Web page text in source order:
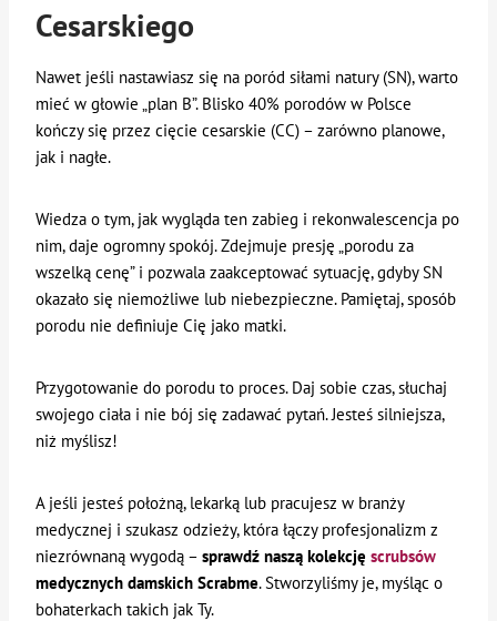
Cesarskiego
Nawet jeśli nastawiasz się na poród siłami natury (SN), warto
mieć w głowie „plan B”. Blisko 40% porodów w Polsce
kończy się przez cięcie cesarskie (CC) – zarówno planowe,
jak i nagłe.
Wiedza o tym, jak wygląda ten zabieg i rekonwalescencja po
nim, daje ogromny spokój. Zdejmuje presję „porodu za
wszelką cenę” i pozwala zaakceptować sytuację, gdyby SN
okazało się niemożliwe lub niebezpieczne. Pamiętaj, sposób
porodu nie definiuje Cię jako matki.
Przygotowanie do porodu to proces. Daj sobie czas, słuchaj
swojego ciała i nie bój się zadawać pytań. Jesteś silniejsza,
niż myślisz!
A jeśli jesteś położną, lekarką lub pracujesz w branży
medycznej i szukasz odzieży, która łączy profesjonalizm z
niezrównaną wygodą – sprawdź naszą kolekcję scrubsów
medycznych damskich Scrabme. Stworzyliśmy je, myśląc o
bohaterkach takich jak Ty.